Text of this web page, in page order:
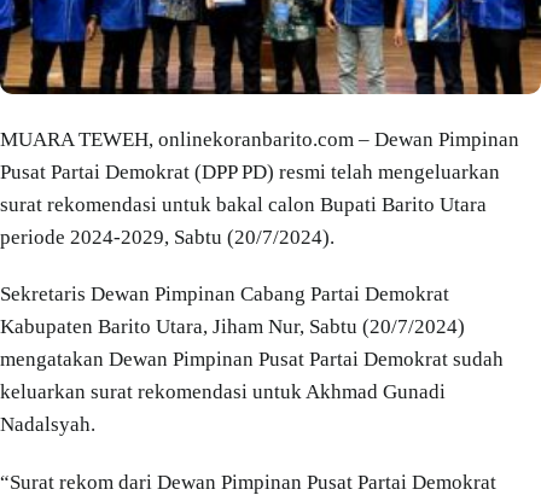
MUARA TEWEH, onlinekoranbarito.com – Dewan Pimpinan
Pusat Partai Demokrat (DPP PD) resmi telah mengeluarkan
surat rekomendasi untuk bakal calon Bupati Barito Utara
periode 2024-2029, Sabtu (20/7/2024).
Sekretaris Dewan Pimpinan Cabang Partai Demokrat
Kabupaten Barito Utara, Jiham Nur, Sabtu (20/7/2024)
mengatakan Dewan Pimpinan Pusat Partai Demokrat sudah
keluarkan surat rekomendasi untuk Akhmad Gunadi
Nadalsyah.
“Surat rekom dari Dewan Pimpinan Pusat Partai Demokrat